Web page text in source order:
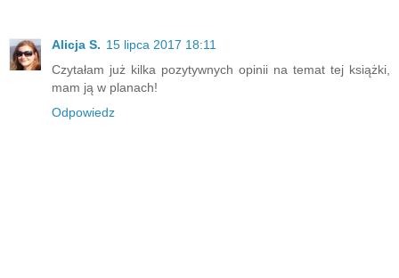
Alicja S. 15 lipca 2017 18:11
Czytałam już kilka pozytywnych opinii na temat tej książki,
mam ją w planach!
Odpowiedz